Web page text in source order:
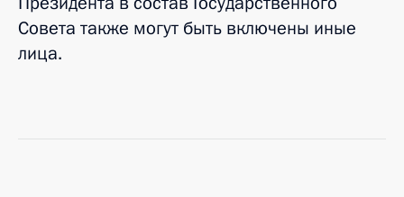
Совета также могут быть включены иные
лица.